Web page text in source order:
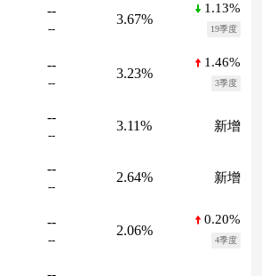
--
--
3.67%
1.13%
19季度
--
--
3.23%
1.46%
3季度
--
--
3.11% 新增
--
--
2.64% 新增
--
--
2.06%
0.20%
4季度